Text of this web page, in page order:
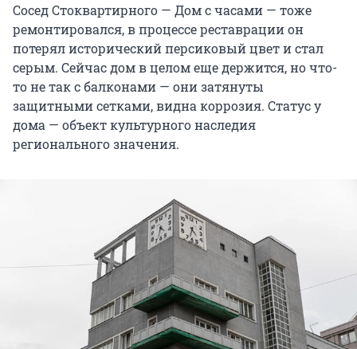
Сосед Стоквартирного — Дом с часами — тоже
ремонтировался, в процессе реставрации он
потерял исторический персиковый цвет и стал
серым. Сейчас дом в целом еще держится, но что-
то не так с балконами — они затянуты
защитными сетками, видна коррозия. Статус у
дома — объект культурного наследия
регионального значения.